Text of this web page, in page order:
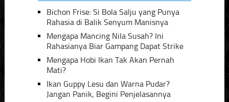
Bichon Frise: Si Bola Salju yang Punya
Rahasia di Balik Senyum Manisnya
Mengapa Mancing Nila Susah? Ini
Rahasianya Biar Gampang Dapat Strike
Mengapa Hobi Ikan Tak Akan Pernah
Mati?
Ikan Guppy Lesu dan Warna Pudar?
Jangan Panik, Begini Penjelasannya